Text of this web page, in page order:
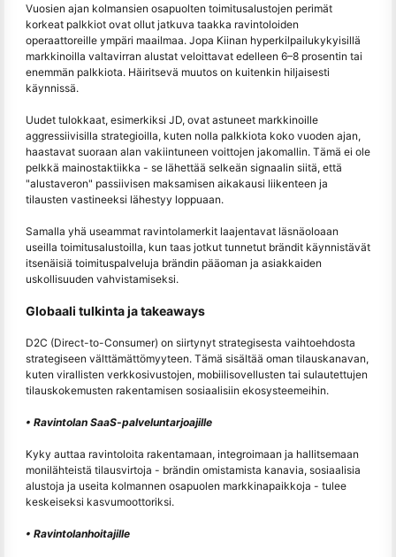
Vuosien ajan kolmansien osapuolten toimitusalustojen perimät
korkeat palkkiot ovat ollut jatkuva taakka ravintoloiden
operaattoreille ympäri maailmaa. Jopa Kiinan hyperkilpailukykyisillä
markkinoilla valtavirran alustat veloittavat edelleen 6–8 prosentin tai
enemmän palkkiota. Häiritsevä muutos on kuitenkin hiljaisesti
käynnissä.
Uudet tulokkaat, esimerkiksi JD, ovat astuneet markkinoille
aggressiivisilla strategioilla, kuten nolla palkkiota koko vuoden ajan,
haastavat suoraan alan vakiintuneen voittojen jakomallin. Tämä ei ole
pelkkä mainostaktiikka - se lähettää selkeän signaalin siitä, että
"alustaveron" passiivisen maksamisen aikakausi liikenteen ja
tilausten vastineeksi lähestyy loppuaan.
Samalla yhä useammat ravintolamerkit laajentavat läsnäoloaan
useilla toimitusalustoilla, kun taas jotkut tunnetut brändit käynnistävät
itsenäisiä toimituspalveluja brändin pääoman ja asiakkaiden
uskollisuuden vahvistamiseksi.
Globaali tulkinta ja takeaways
D2C (Direct-to-Consumer) on siirtynyt strategisesta vaihtoehdosta
strategiseen välttämättömyyteen. Tämä sisältää oman tilauskanavan,
kuten virallisten verkkosivustojen, mobiilisovellusten tai sulautettujen
tilauskokemusten rakentamisen sosiaalisiin ekosysteemeihin.
• Ravintolan SaaS-palveluntarjoajille
Kyky auttaa ravintoloita rakentamaan, integroimaan ja hallitsemaan
monilähteistä tilausvirtoja - brändin omistamista kanavia, sosiaalisia
alustoja ja useita kolmannen osapuolen markkinapaikkoja - tulee
keskeiseksi kasvumoottoriksi.
• Ravintolanhoitajille